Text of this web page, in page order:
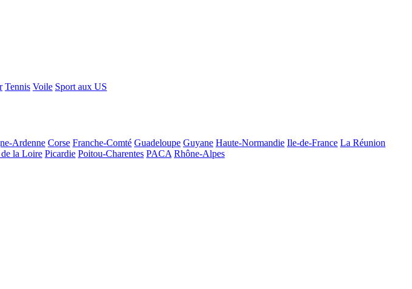
Tennis Voile Sport aux US
Ardenne Corse Franche-Comté Guadeloupe Guyane Haute-Normandie Ile-de-France La Réunion
de la Loire Picardie Poitou-Charentes PACA Rhône-Alpes